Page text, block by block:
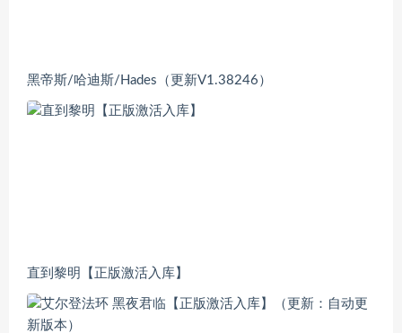
黑帝斯/哈迪斯/Hades（更新V1.38246）
直到黎明【正版激活入库】